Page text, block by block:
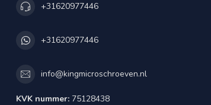
+31620977446
+31620977446
info@kingmicroschroeven.nl
KVK nummer: 75128438